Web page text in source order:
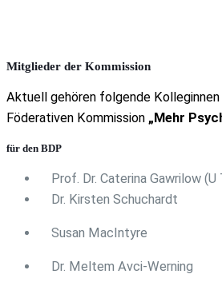
Mitglieder der Kommission
Aktuell gehören folgende
Föderativen Kommission „Mehr
für den BDP
Prof. Dr. Caterina Gawrilow (U
Dr. Kirsten Schuchardt
Susan MacIntyre
Dr. Meltem Avci-Werning